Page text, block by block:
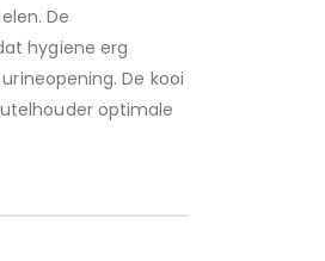
De
hygiene erg
De kooi
optimale